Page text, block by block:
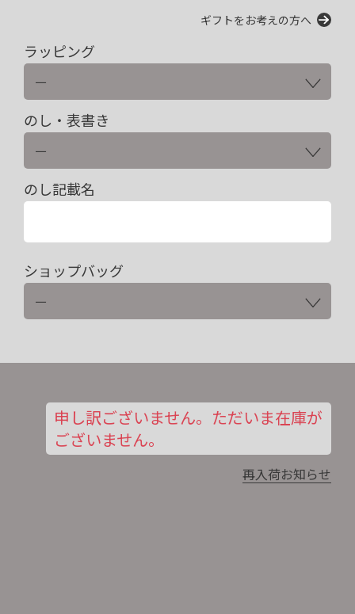
ギフトをお考えの方へ
ラッピング
のし・表書き
のし記載名
ショップバッグ
申し訳ございません。ただいま在庫が
ございません。
再入荷お知らせ